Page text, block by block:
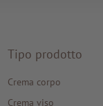
Tipo prodotto
Crema corpo
Crema viso